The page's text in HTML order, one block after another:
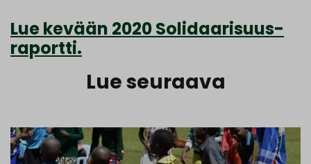
Lue kevään 2020 Solidaarisuus-
raportti.
Lue seuraava